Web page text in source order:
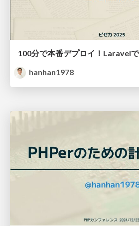
hanhan1978